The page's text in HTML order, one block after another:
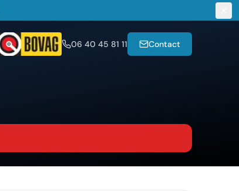
06 40 45 81 11 Contact